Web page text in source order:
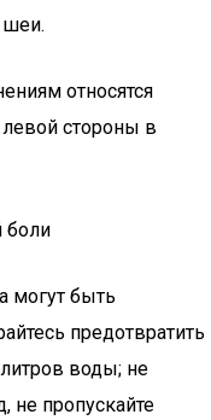
относятся
стороны в
боли
могут быть
предотвратить
воды; не
не пропускайте